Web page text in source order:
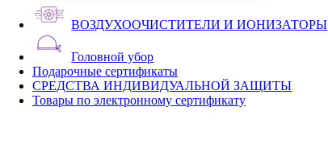
ВОЗДУХООЧИСТИТЕЛИ И ИОНИЗАТОРЫ
Головной убор
Подарочные сертификаты
СРЕДСТВА ИНДИВИДУАЛЬНОЙ ЗАЩИТЫ
Товары по электронному сертификату